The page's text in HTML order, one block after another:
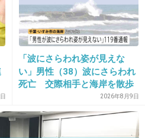
+345 -5
ときより好きになっ
+136
「波にさらわれ姿が見えな
い」男性（38）波にさらわれ
死亡 交際相手と海岸を散歩
中 当時は波浪注意報 千葉・
いすみ市
2026年8月9日